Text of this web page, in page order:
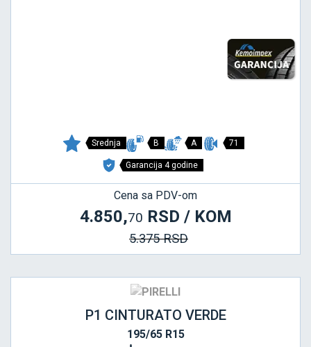
Srednja B A 71
Garancija 4 godine
Cena sa PDV-om
4.850,70 RSD / KOM
5.375 RSD
P1 CINTURATO VERDE
195/65 R15